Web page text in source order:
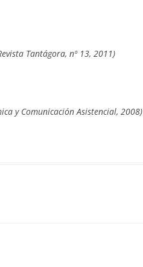
Tantágora, nº 13, 2011)
y Comunicación Asistencial, 2008)